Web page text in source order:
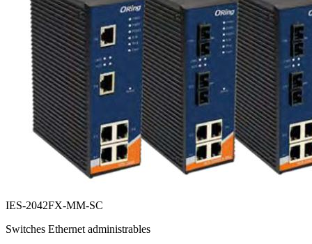
IES-2042FX-MM-SC
Switches Ethernet administrables